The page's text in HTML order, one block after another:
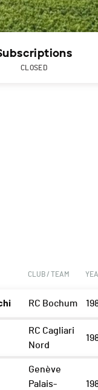
CLOSED
CLUB / TEAM
RC Bochum
RC Cagliari
Nord
Genève
Palais-